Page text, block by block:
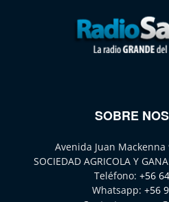
SOBRE
Avenida Juan
SOCIEDAD AGRICOLA Y
Teléfono: +56
Whatsapp: +56